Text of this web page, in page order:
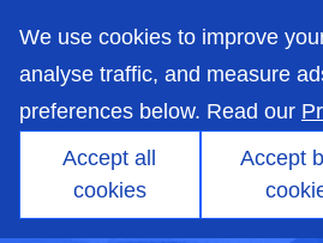
We use cookies to improve
analyse traffic, and measure
preferences below. Read our
Accept all
cookies
Accept
main
content
マグマxEVエン
ャンバー燃焼シ